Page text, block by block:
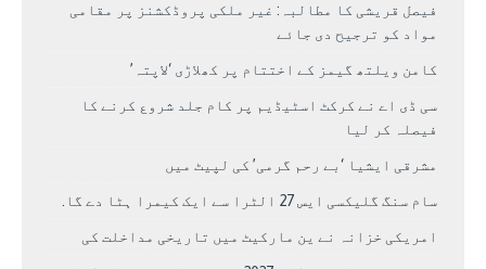
فیصل قریشی کا مطالبہ: غیر ملکی پروڈکشنز پر مقامی
مواد کو ترجیح دی جائے
کامن ویلتھ گیمز کے اختتام پر کھلاڑی ‘لاپتہ’
سی ڈی اے نے کرکٹ اسٹیڈیم پر کام جلد شروع کرنے کا
فیصلہ کر لیا
مشرقی ایشیا ‘بے رحم گرمی’ کی لپیٹ میں
سام سنگ گلیکسی ایس 27 الٹرا سے ایک کیمرا ہٹا دے گا.
امریکی خزانہ نے ین مارکیٹ میں تاریخی مداخلت کی